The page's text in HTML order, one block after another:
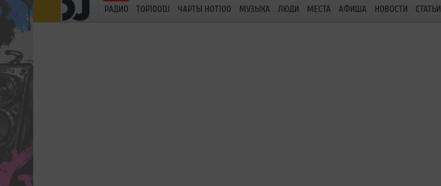
РАДИО TOP100DJ ЧАРТЫ HOT100 МУЗЫКА ЛЮДИ МЕСТА АФИША НОВОСТИ СТАТЬИ